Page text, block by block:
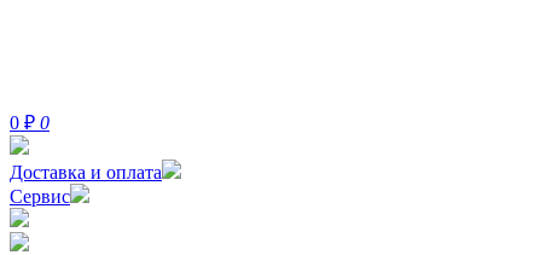
0 ₽ 0
Доставка и оплата
Сервис